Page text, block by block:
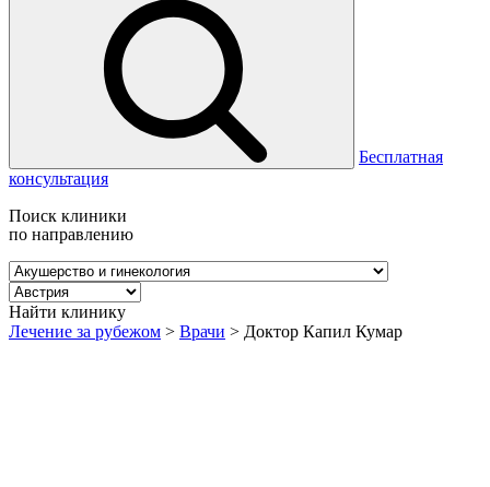
Бесплатная
консультация
Поиск клиники
по направлению
Найти клинику
Лечение за рубежом > Врачи > Доктор Капил Кумар